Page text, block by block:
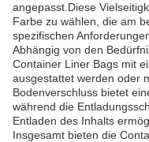
angepasst.Diese
Farbe zu wählen, die am
spezifischen
Abhängig von den
Container Liner Bags mit
ausgestattet werden oder
Bodenverschluss bietet
während die
Entladen des Inhalts
Insgesamt bieten die